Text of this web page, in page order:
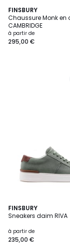
FINSBURY
Chaussure Monk en
CAMBRIDGE
à partir de
295,00 €
2
Couleurs
FINSBURY
Sneakers daim RIVA
à partir de
235,00 €